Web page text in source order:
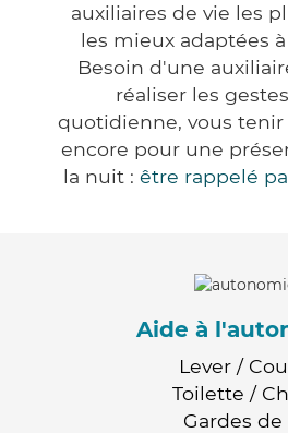
auxiliaires de vie les
les mieux adaptées
Besoin d'une
réaliser les
quotidienne, vous
encore pour une
la nuit : être rappelé
Aide à
Lever /
Toilette /
Gardes